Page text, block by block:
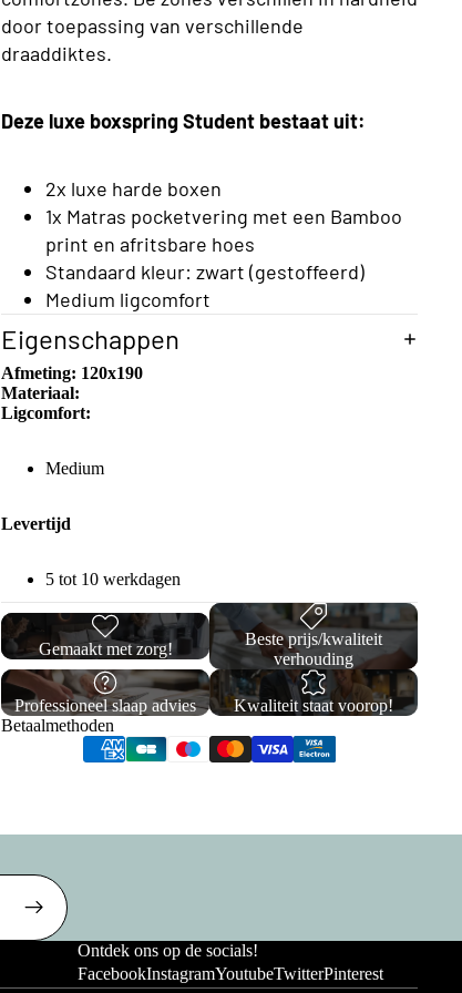
door toepassing van verschillende
draaddiktes.
Deze luxe boxspring Student bestaat uit:
2x luxe harde boxen
1x Matras pocketvering met een Bamboo
print en afritsbare hoes
Standaard kleur: zwart (gestoffeerd)
Medium ligcomfort
Eigenschappen
Afmeting: 120x190
Materiaal:
Ligcomfort:
Medium
Levertijd
5 tot 10 werkdagen
Gemaakt met zorg!
Beste prijs/kwaliteit
verhouding
Professioneel slaap advies
Kwaliteit staat voorop!
Betaalmethoden
Ontdek ons op de socials!
FacebookInstagramYoutubeTwitterPinterest
Verzendbeleid